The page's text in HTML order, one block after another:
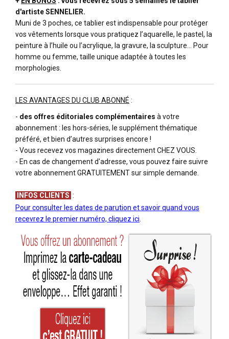
d'artiste SENNELIER.
Muni de 3 poches, ce tablier est indispensable pour protéger
vos vêtements lorsque vous pratiquez l’aquarelle, le pastel, la
peinture à l’huile ou l’acrylique, la gravure, la sculpture… Pour
homme ou femme, taille unique adaptée à toutes les
morphologies.
LES AVANTAGES DU CLUB ABONNÉ :
- des offres éditoriales complémentaires à votre
abonnement : les hors-séries, le supplément thématique
préféré, et bien d’autres surprises encore !
- Vous recevez vos magazines directement CHEZ VOUS.
- En cas de changement d'adresse, vous pouvez faire suivre
votre abonnement GRATUITEMENT sur simple demande.
INFOS CLIENTS :
Pour consulter les dates de parution et savoir quand vous
recevrez le premier numéro, cliquez ici